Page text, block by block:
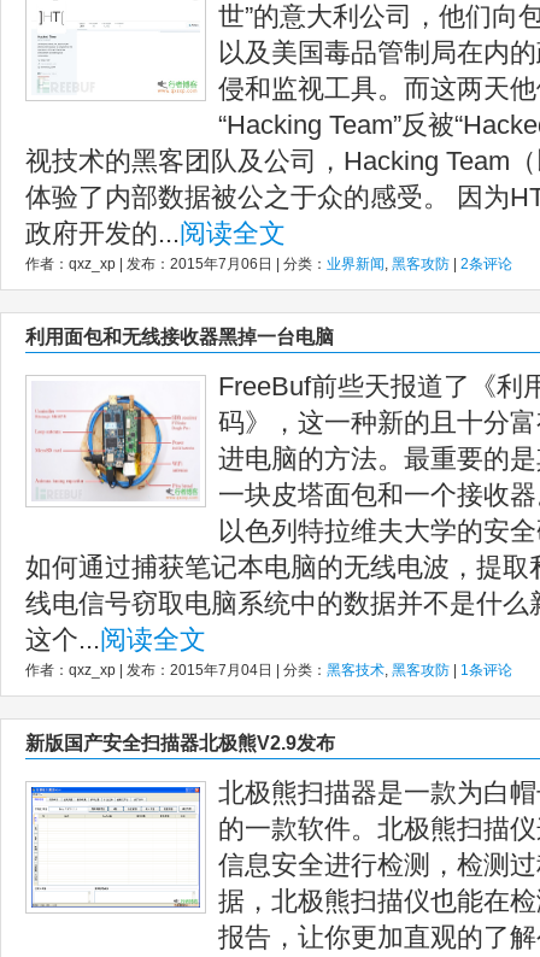
世”的意大利公司，他们向
以及美国毒品管制局在内
侵和监视工具。而这两天
“Hacking Team”反被
视技术的黑客团队及公司，Hacking Team
体验了内部数据被公之于众的感受。 因为
政府开发的...阅读全文
作者：qxz_xp | 发布：2015年7月06日 | 分类： 业界新闻, 黑客攻防 2条评论
利用面包和无线接收器黑掉一台电脑
FreeBuf前些天报道了《利
码》，这一种新的且十分
进电脑的方法。最重要的
一块皮塔面包和一个接收
以色列特拉维夫大学的安
如何通过捕获笔记本电脑的无线电波，提
线电信号窃取电脑系统中的数据并不是什
这个...阅读全文
作者：qxz_xp | 发布：2015年7月04日 | 分类： 黑客技术, 黑客攻防 1条评论
新版国产安全扫描器北极熊V2.9发布
北极熊扫描器是一款为白
的一款软件。北极熊扫描
信息安全进行检测，检测
据，北极熊扫描仪也能在
报告，让你更加直观的了